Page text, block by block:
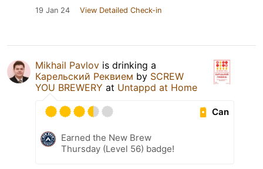
19 Jan 24 View Detailed Check-in
Mikhail Pavlov is drinking a
Карельский Реквием by SCREW
YOU BREWERY at Untappd at Home
Can
Earned the New Brew
Thursday (Level 56) badge!